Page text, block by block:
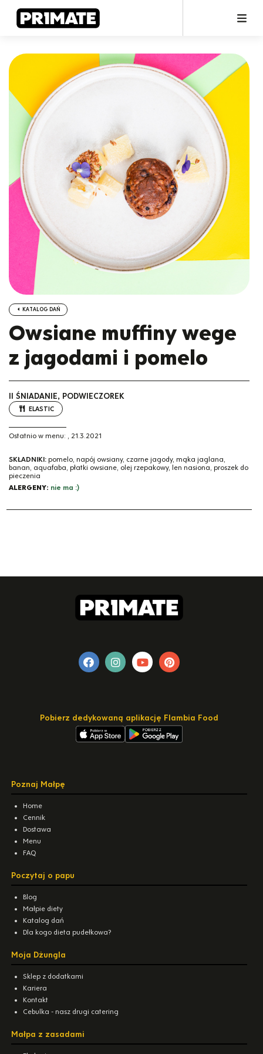
KATALOG DAŃ
Owsiane muffiny wege
z jagodami i pomelo
II ŚNIADANIE, PODWIECZOREK
ELASTIC
Ostatnio w menu: , 21.3.2021
SKŁADNIKI: pomelo, napój owsiany, czarne jagody, mąka jaglana,
banan, aquafaba, płatki owsiane, olej rzepakowy, len nasiona, proszek do
pieczenia
ALERGENY: nie ma :)
Pobierz dedykowaną aplikację Flambia Food
Poznaj Małpę
Home
Cennik
Dostawa
Menu
FAQ
Poczytaj o papu
Blog
Małpie diety
Katalog dań
Dla kogo dieta pudełkowa?
Moja Dżungla
Sklep z dodatkami
Kariera
Kontakt
Cebulka - nasz drugi catering
Małpa z zasadami